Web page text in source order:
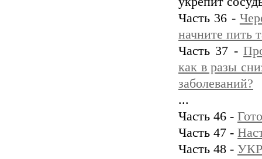
Часть 36 -
начните пить
Часть 37 -
как в разы
заболеваний?
...
Часть 46 -
Часть 47 -
Часть 48 -